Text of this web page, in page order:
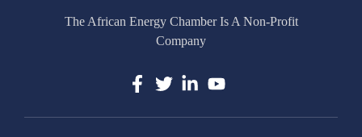
The African Energy Chamber Is A Non-Profit
Company